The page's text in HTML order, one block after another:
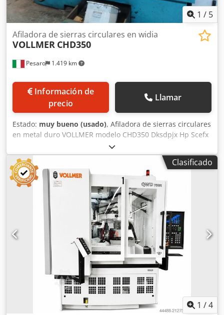
1 / 5
Pesaro 1.419 km
Afiladora de sierras circulares en widia
VOLLMER CHD350
Información de
precio
Llamar
Estado: muy bueno (usado), Afiladora de sierras circulares
en metal duro VOLLMER modelo CHD350 Dksdpjx Hp Scefx
Clasificado
1 /4